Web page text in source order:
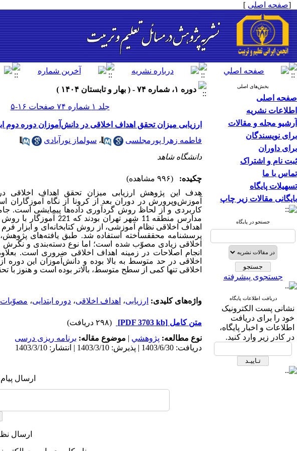
[صفحه اصلی ]
بخش‌های اصلی
صفحه اصلی
اطلاعات نشریه
آرشیو مجله و مقالات
برای نویسندگان
برای داوران
ثبت نام و اشتراک
تماس با ما
تسهیلات پایگاه
بایگانی مقالات زیر چاپ
جستجو در پایگاه
جستجوی پیشرفته
دریافت اطلاعات پایگاه
نشانی پست الکترونیک
خود را برای دریافت
اطلاعات و اخبار پایگاه،
در کادر زیر وارد کنید.
دوره ۱، شماره ۷۴ - ( بهار و تابستان ۱۴۰۴ )
جلد ۱ شماره ۷۴ صفحات ۱۶-۵
ارزیابی میزان تحقق اهداف اخلاقی در دانش‌آموزان دوره
فاطمه زهرا پورمجلسی
، سولماز نورآبادی
دانشگاه شاهد
چکیده: (۹۹۶ مشاهده)
هدف این پژوهش ارزیابی میزان تحقق اهداف اخلاقی
آموزش‌وپرورش در دوران بعد از کرونا از نگاه
کاربردی و از لحاظ روش گردآوری داده‌ها پیمایشی
است.
مدارس منطقه 11 شهر
اهداف اخلاقی نظام آموزشی، از روش کتابخانه‌ای و ابزار
پرسشنامه محقق­ساخته استفاده شد. طبق یافته‌های پژوهش،
اخلاقی زیادی مصوّب شده است؛ اما نوع دسته‌بندی و نگرش
انجام اصلاحات در زمینه اهداف اخلاقی ضروری است.
اخلاقی در حد متوسط به بالا بوده و دانش‌آموزان این دوره
اخلاقی تنها کمی از سطح متوسط، بالاتر بوده است و هنوز با
واژه‌های کلیدی: ارزیابی، اهداف اخلاقی، دوره ابتدایی،
متن کامل [PDF 3703 kb]
(۲۹۸ دریافت)
نوع مطالعه: پژوهشي | موضوع مقاله: برنامه ریزی درسی
دریافت: 1403/6/30 | پذیرش: 1403/3/10 | انتشار: 1403/3/10
ارسال
ارسال